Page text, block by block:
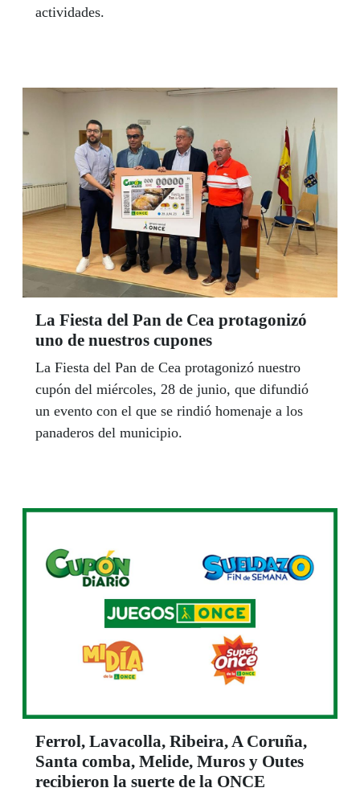
actividades.
La Fiesta del Pan de Cea protagonizó
uno de nuestros cupones
La Fiesta del Pan de Cea protagonizó nuestro
cupón del miércoles, 28 de junio, que difundió
un evento con el que se rindió homenaje a los
panaderos del municipio.
Ferrol, Lavacolla, Ribeira, A Coruña,
Santa comba, Melide, Muros y Outes
recibieron la suerte de la ONCE